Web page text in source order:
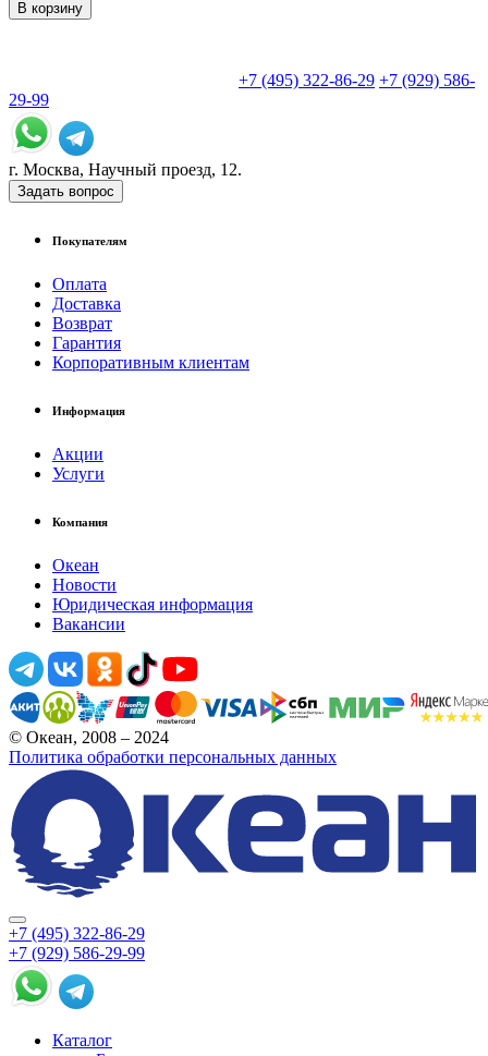
В корзину
+7 (495) 322-86-29 +7 (929) 586-
29-99
г. Москва, Научный проезд, 12.
Задать вопрос
Покупателям
Оплата
Доставка
Возврат
Гарантия
Корпоративным клиентам
Информация
Акции
Услуги
Компания
Океан
Новости
Юридическая информация
Вакансии
© Океан, 2008 – 2024
Политика обработки персональных данных
+7 (495) 322-86-29
+7 (929) 586-29-99
Каталог